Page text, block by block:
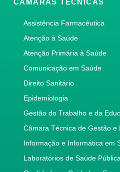
Assistência Farmacêutica
Atenção à Saúde
Atenção Primária à Saúde
Comunicação em Saúde
Direito Sanitário
Epidemiologia
Gestão do Trabalho e da
Câmara Técnica de Gestão e
Informação e Informática em
Laboratórios de Saúde Pública